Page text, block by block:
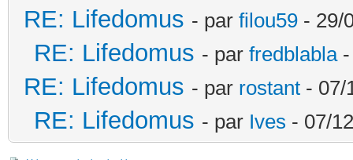
RE: Lifedomus - par filou59 - 29/
RE: Lifedomus - par fredblabla-
RE: Lifedomus - par rostant - 07/
RE: Lifedomus - par Ives - 07/